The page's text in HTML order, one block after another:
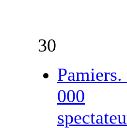
30
Pamiers.
000